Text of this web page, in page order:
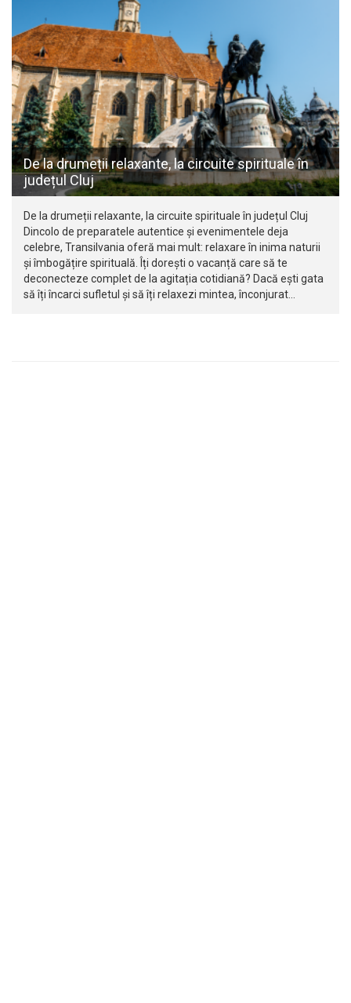
De la drumeții relaxante, la circuite spirituale în
județul Cluj
De la drumeții relaxante, la circuite spirituale în județul Cluj
Dincolo de preparatele autentice și evenimentele deja
celebre, Transilvania oferă mai mult: relaxare în inima naturii
și îmbogățire spirituală. Îți dorești o vacanță care să te
deconecteze complet de la agitația cotidiană? Dacă ești gata
să îți încarci sufletul și să îți relaxezi mintea, înconjurat…